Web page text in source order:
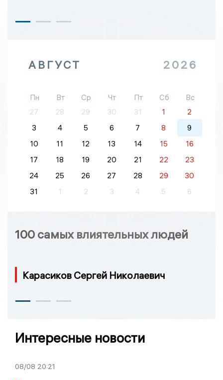
АВГУСТ 2026
Пн Вт Ср Чт Пт Сб
Вс
27
28 29 30 31 1
2
3
4 5 6 7 8
9
10
11 12 13 14 15
16
17
18 19 20 21 22
23
24
25 26 27 28 29
30
31
1 2 3 4 5 6
100 самых влиятельных людей
Карасиков Сергей Николаевич
Интересные новости
08/08 20:21